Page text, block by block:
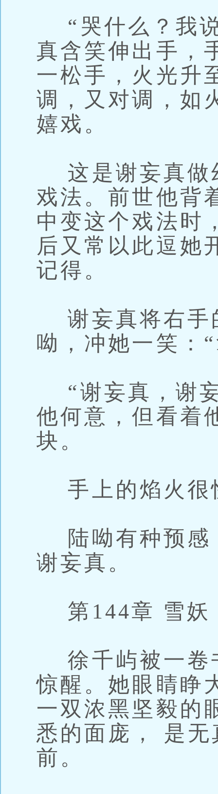
“哭什么？我
真含笑伸出手，
一松手，火光升
调，又对调，如
嬉戏。
这是谢妄真做
戏法。前世他背
中变这个戏法时
后又常以此逗她
记得。
谢妄真将右手
呦，冲她一笑：
“谢妄真，谢
他何意，但看着
块。
手上的焰火很
陆呦有种预感
谢妄真。
第144章 雪妖
徐千屿被一卷
惊醒。她眼睛睁
一双浓黑坚毅的
悉的面庞， 是
前。